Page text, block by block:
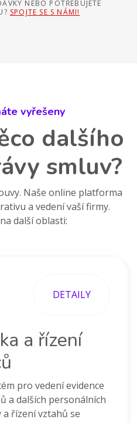
NEBO POTŘEBUJETE
SPOJTE SE S NÁMI!
vyřešeny
dalšího
smluv?
Naše online platforma
a vedení vaší firmy.
další oblasti:
DETAILY
a řízení
pro vedení evidence
a dalších personálních
řízení vztahů se